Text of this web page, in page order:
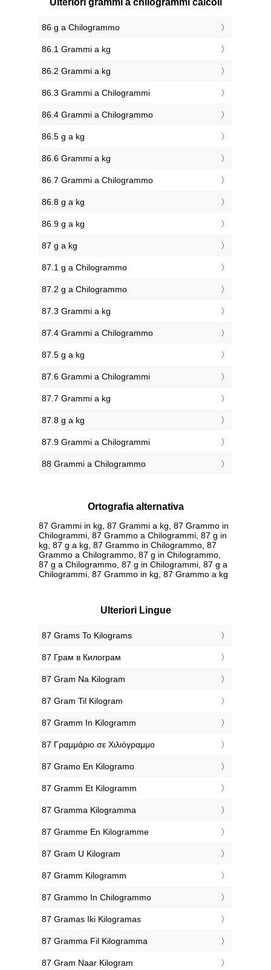
Ulteriori grammi a chilogrammi calcoli
86 g a Chilogrammo
86.1 Grammi a kg
86.2 Grammi a kg
86.3 Grammi a Chilogrammi
86.4 Grammi a Chilogrammo
86.5 g a kg
86.6 Grammi a kg
86.7 Grammi a Chilogrammo
86.8 g a kg
86.9 g a kg
87 g a kg
87.1 g a Chilogrammo
87.2 g a Chilogrammo
87.3 Grammi a kg
87.4 Grammi a Chilogrammo
87.5 g a kg
87.6 Grammi a Chilogrammi
87.7 Grammi a kg
87.8 g a kg
87.9 Grammi a Chilogrammi
88 Grammi a Chilogrammo
Ortografia alternativa
87 Grammi in kg, 87 Grammi a kg, 87 Grammo in
Chilogrammi, 87 Grammo a Chilogrammi, 87 g in
kg, 87 g a kg, 87 Grammo in Chilogrammo, 87
Grammo a Chilogrammo, 87 g in Chilogrammo,
87 g a Chilogrammo, 87 g in Chilogrammi, 87 g a
Chilogrammi, 87 Grammo in kg, 87 Grammo a kg
Ulteriori Lingue
‎87 Grams To Kilograms
‎87 Грам в Килограм
‎87 Gram Na Kilogram
‎87 Gram Til Kilogram
‎87 Gramm In Kilogramm
‎87 Γραμμάριο σε Χιλιόγραμμο
‎87 Gramo En Kilogramo
‎87 Gramm Et Kilogramm
‎87 Gramma Kilogramma
‎87 Gramme En Kilogramme
‎87 Gram U Kilogram
‎87 Gramm Kilogramm
‎87 Grammo In Chilogrammo
‎87 Gramas Iki Kilogramas
‎87 Gramma Fil Kilogramma
‎87 Gram Naar Kilogram